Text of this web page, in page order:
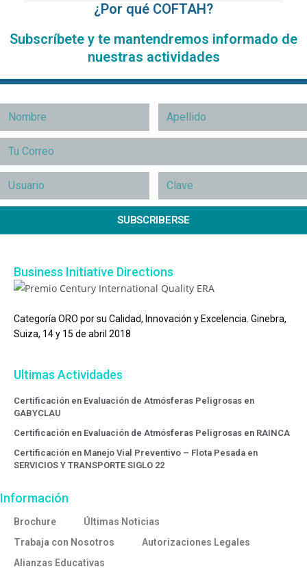
¿Por qué COFTAH?
Subscríbete y te mantendremos informado de
nuestras actividades
SUBSCRIBERSE
Business Initiative Directions
Categoría ORO por su Calidad, Innovación y Excelencia. Ginebra,
Suiza, 14 y 15 de abril 2018
Ultimas Actividades
Certificación en Evaluación de Atmósferas Peligrosas en
GABYCLAU
Certificación en Evaluación de Atmósferas Peligrosas en RAINCA
Certificación en Manejo Vial Preventivo – Flota Pesada en
SERVICIOS Y TRANSPORTE SIGLO 22
Información
Brochure
Últimas Noticias
Trabaja con Nosotros
Autorizaciones Legales
Alianzas Educativas